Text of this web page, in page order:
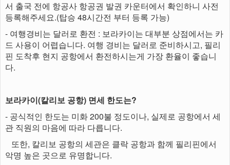
서 출국 전에 항공사 항공권 발권 카운터에서 확인하니 사전
등록해주세요.(탑승 48시간전 부터 등록 가능)
- 여행경비는 달러로 환전 : 보라카이는 대부분 상점에서는 카
드 사용이 어렵습니다. 여행 경비는 달러로 준비하시고, 필리
핀 도착후 현지 공항에서 환전하시는게 가장 환율이 좋습니
다.
보라카이(칼리보 공항) 면세 한도는?
- 공식적인 한도는 미화 200불 정도이나, 실제로 공항에서 세
관 직원의 마음에 따라 다릅니다.
또한, 칼리보 공항의 세관은 클락 공항과 함께 필리핀에서
악명 높은 곳으로 유명합니다.